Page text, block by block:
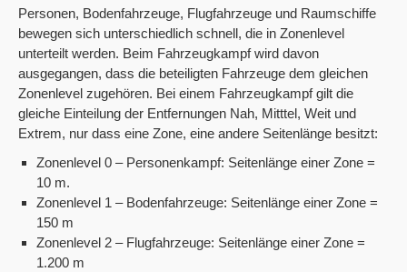
Personen, Bodenfahrzeuge, Flugfahrzeuge und Raumschiffe
bewegen sich unterschiedlich schnell, die in Zonenlevel
unterteilt werden. Beim Fahrzeugkampf wird davon
ausgegangen, dass die beteiligten Fahrzeuge dem gleichen
Zonenlevel zugehören. Bei einem Fahrzeugkampf gilt die
gleiche Einteilung der Entfernungen Nah, Mitttel, Weit und
Extrem, nur dass eine Zone, eine andere Seitenlänge besitzt:
Zonenlevel 0 – Personenkampf: Seitenlänge einer Zone =
10 m.
Zonenlevel 1 – Bodenfahrzeuge: Seitenlänge einer Zone =
150 m
Zonenlevel 2 – Flugfahrzeuge: Seitenlänge einer Zone =
1.200 m